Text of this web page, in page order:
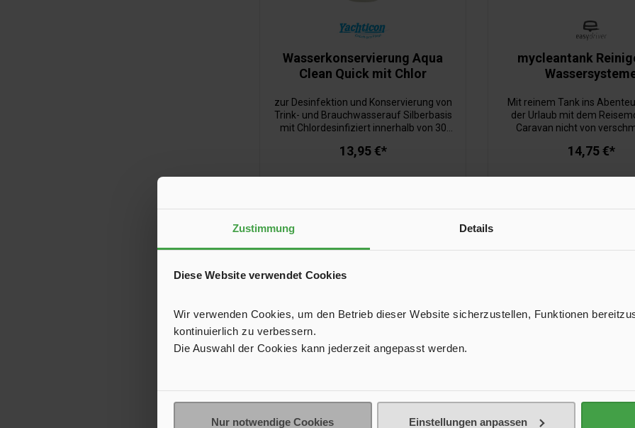
Zustimmung Details
Diese Website verwendet Cookies
Wir verwenden Cookies, um den Betrieb dieser Website sicherzustellen, Funktionen
kontinuierlich zu verbessern.
Die Auswahl der Cookies kann jederzeit angepasst werden.
Nur notwendige Cookies Einstellungen anpassen
Wasserkonservierung Aqua
Clean Quick mit Chlor
zur Desinfektion und Konservierung von
Trink- und Brauchwasserauf Silberbasis
mit Chlordesinfiziert innerhalb von 30
das Trinkwasser bis zu 6 Monate100 ml
Reg.-Nr.: 58492
13,95 €*
In den Warenkorb
mycleantank
Mit reinem Tank ins
der Urlaub mit dem
Caravan nicht von
der Wassersystemreiniger
müde Leitungen und
mycleantank übernimmt
14,75 €*
In den